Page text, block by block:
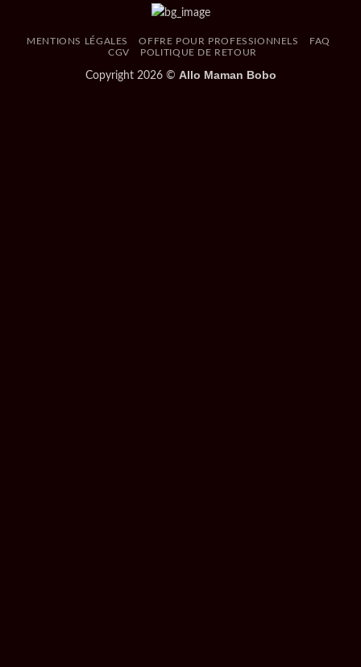
MENTIONS LÉGALES OFFRE POUR PROFESSIONNELS
FAQ
CGV
POLITIQUE DE RETOUR
Copyright 2026 © Allo Maman Bobo